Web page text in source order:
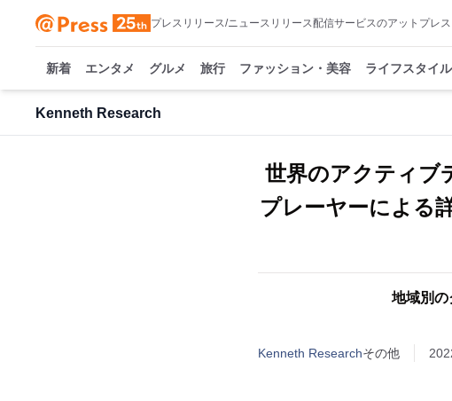
プレスリリース/ニュースリリース配信サービスのアットプレス
新着 エンタメ グルメ 旅行 ファッション・美容 ライフスタイル
Kenneth Research
世界のアクティブ
プレーヤーによる
地域別
Kenneth Researchその他